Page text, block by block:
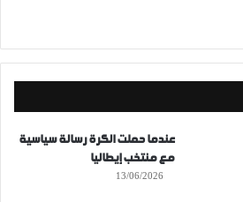
عندما حملت الكرة رسالة سياسية
مع منتخب إيطاليا
13/06/2026